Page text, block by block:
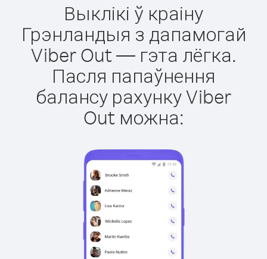
Выклікі ў краіну
Грэнландыя з дапамогай
Viber Out — гэта лёгка.
Пасля папаўнення
балансу рахунку Viber
Out можна: